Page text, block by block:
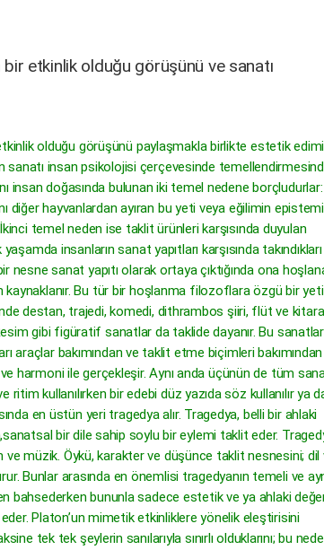
etkinlik olduğu görüşünü ve sanatı
olduğu görüşünü paylaşmakla birlikte estetik
sanatı insan psikolojisi çerçevesinde
insan doğasında bulunan iki temel nedene borçludurlar:
hayvanlardan ayıran bu yeti veya eğilimin
temel neden ise taklit ürünleri karşısında duyulan
insanların sanat yapıtları karşısında takındıkları
nesne sanat yapıtı olarak ortaya çıktığında ona
Bu tür bir hoşlanma filozoflara özgü bir
destan, trajedi, komedi, dithrambos şiiri, flüt ve kitara
gibi figüratif sanatlar da taklide dayanır. Bu sanatlar
araçlar bakımından ve taklit etme biçimleri bakımından
harmoni ile gerçekleşir. Aynı anda üçünün de tüm
kullanılırken bir edebi düz yazıda söz kullanılır ya
en üstün yeri tragedya alır. Tragedya, belli bir ahlaki
bir dile sahip soylu bir eylemi taklit eder.
ve müzik. Öykü, karakter ve düşünce taklit nesnesini; dil
Bunlar arasında en önemlisi tragedyanın temeli ve
bununla sadece estetik ve ya ahlaki
Platon’un mimetik etkinliklere yönelik eleştirisini
tek tek şeylerin sanılarıyla sınırlı olduklarını; bu